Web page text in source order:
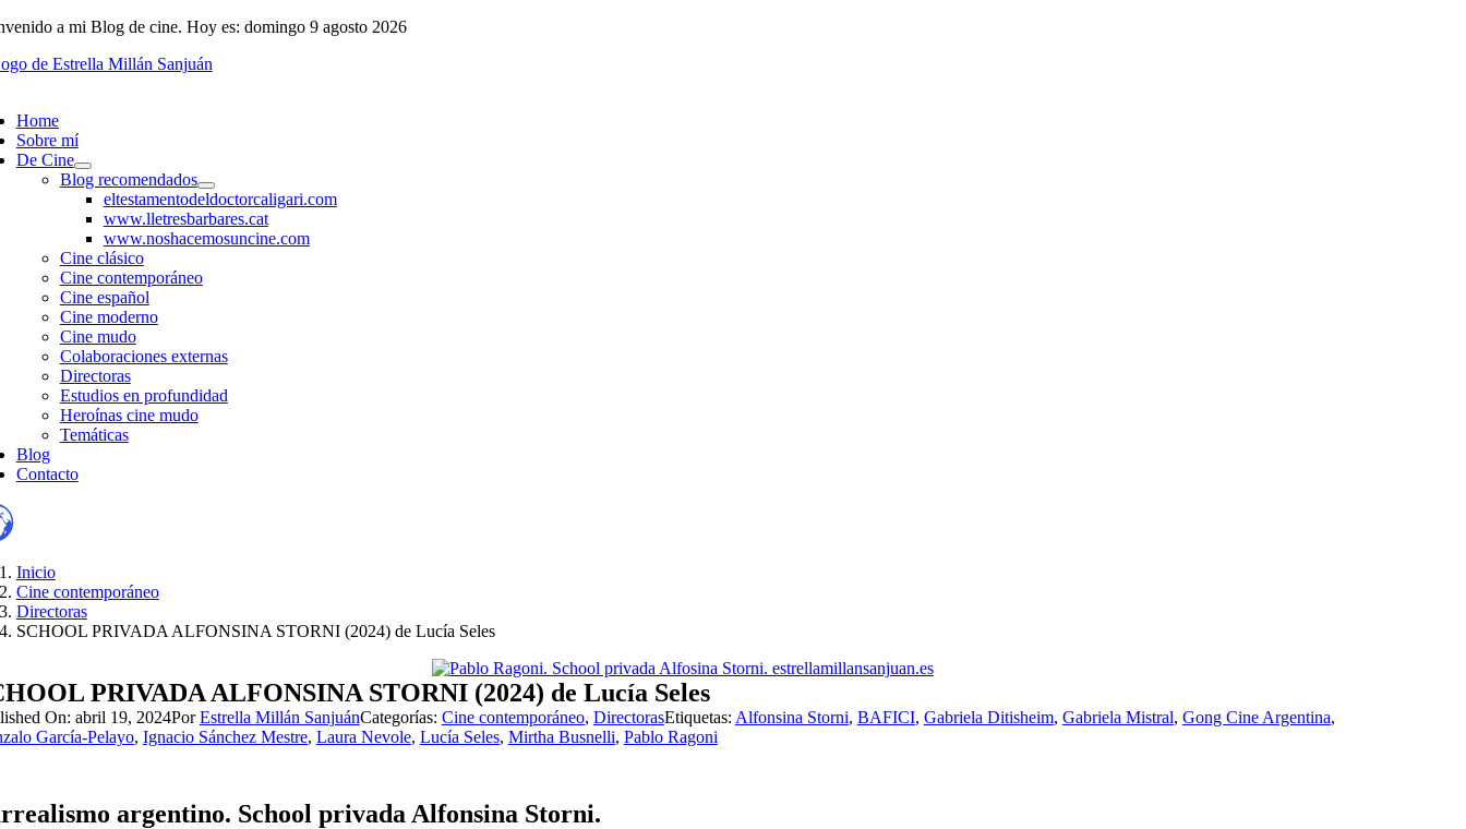
Saltar
contenido
a mi Blog de cine. Hoy es: domingo 9 agosto 2026
Home
Sobre mí
De Cine
Blog recomendados
eltestamentodeldoctorcaligari.com
www.lletresbarbares.cat
www.noshacemosuncine.com
Cine clásico
Cine contemporáneo
Cine español
Cine moderno
Cine mudo
Colaboraciones externas
Directoras
Estudios en profundidad
Heroínas cine mudo
Temáticas
Blog
Contacto
Inicio
Cine contemporáneo
Directoras
SCHOOL PRIVADA ALFONSINA STORNI (2024) de Lucía Seles
PRIVADA ALFONSINA STORNI (2024) de Lucía Seles
On: abril 19, 2024PorEstrella Millán SanjuánCategorías: Cine contemporáneo, DirectorasEtiquetas: Alfonsina Storni, BAFICI, Gabriela Ditisheim, Gabriela Mistral, Gong Cine Argentina,
García-Pelayo, Ignacio Sánchez Mestre, Laura Nevole, Lucía Seles, Mirtha Busnelli, Pablo Ragoni
argentino. School privada Alfonsina Storni.